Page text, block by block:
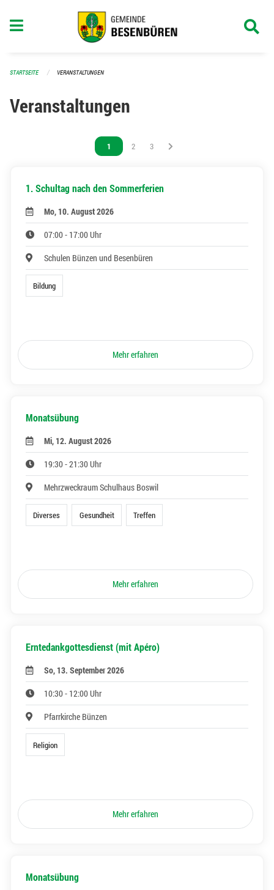
STARTSEITE VERANSTALTUNGEN
Veranstaltungen
Vous êtes sur la page
1 Vous êtes sur la page
2 Vous êtes sur la page
3
1. Schultag nach den Sommerferien
Mo, 10. August 2026
07:00 - 17:00 Uhr
Schulen Bünzen und Besenbüren
Bildung
Mehr erfahren
Monatsübung
Mi, 12. August 2026
19:30 - 21:30 Uhr
Mehrzweckraum Schulhaus Boswil
Diverses Gesundheit Treffen
Mehr erfahren
Erntedankgottesdienst (mit Apéro)
So, 13. September 2026
10:30 - 12:00 Uhr
Pfarrkirche Bünzen
Religion
Mehr erfahren
Monatsübung